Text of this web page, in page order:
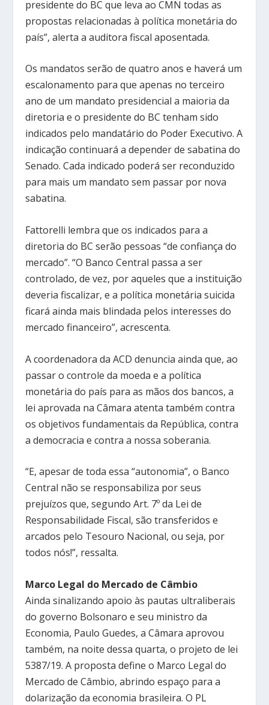
presidente do BC que leva ao CMN todas as
propostas relacionadas à política monetária do
país”, alerta a auditora fiscal aposentada.
Os mandatos serão de quatro anos e haverá um
escalonamento para que apenas no terceiro
ano de um mandato presidencial a maioria da
diretoria e o presidente do BC tenham sido
indicados pelo mandatário do Poder Executivo. A
indicação continuará a depender de sabatina do
Senado. Cada indicado poderá ser reconduzido
para mais um mandato sem passar por nova
sabatina.
Fattorelli lembra que os indicados para a
diretoria do BC serão pessoas “de confiança do
mercado”. “O Banco Central passa a ser
controlado, de vez, por aqueles que a instituição
deveria fiscalizar, e a política monetária suicida
ficará ainda mais blindada pelos interesses do
mercado financeiro”, acrescenta.
A coordenadora da ACD denuncia ainda que, ao
passar o controle da moeda e a política
monetária do país para as mãos dos bancos, a
lei aprovada na Câmara atenta também contra
os objetivos fundamentais da República, contra
a democracia e contra a nossa soberania.
“E, apesar de toda essa “autonomia”, o Banco
Central não se responsabiliza por seus
prejuízos que, segundo Art. 7º da Lei de
Responsabilidade Fiscal, são transferidos e
arcados pelo Tesouro Nacional, ou seja, por
todos nós!”, ressalta.
Marco Legal do Mercado de Câmbio
Ainda sinalizando apoio às pautas ultraliberais
do governo Bolsonaro e seu ministro da
Economia, Paulo Guedes, a Câmara aprovou
também, na noite dessa quarta, o projeto de lei
5387/19. A proposta define o Marco Legal do
Mercado de Câmbio, abrindo espaço para a
dolarização da economia brasileira. O PL